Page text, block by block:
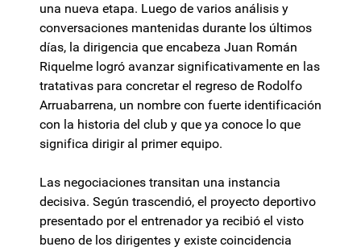
una nueva etapa. Luego de varios análisis y
conversaciones mantenidas durante los últimos
días, la dirigencia que encabeza Juan Román
Riquelme logró avanzar significativamente en las
tratativas para concretar el regreso de Rodolfo
Arruabarrena, un nombre con fuerte identificación
con la historia del club y que ya conoce lo que
significa dirigir al primer equipo.
Las negociaciones transitan una instancia
decisiva. Según trascendió, el proyecto deportivo
presentado por el entrenador ya recibió el visto
bueno de los dirigentes y existe coincidencia